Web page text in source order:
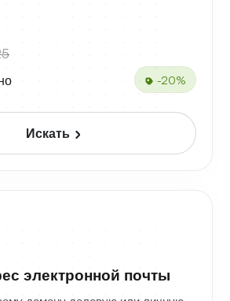
-20%
Искать
электронной почты